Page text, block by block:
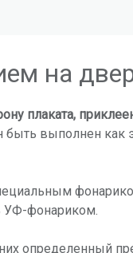
на
плаката,
выполнен как
УФ-фонариком.
определенный